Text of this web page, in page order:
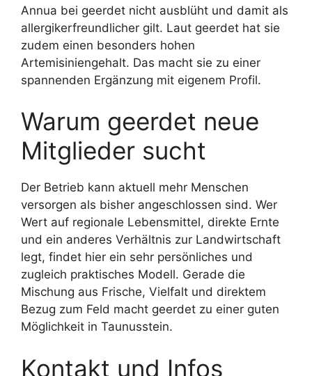
Annua bei geerdet nicht ausblüht und damit als
allergikerfreundlicher gilt. Laut geerdet hat sie
zudem einen besonders hohen
Artemisiniengehalt. Das macht sie zu einer
spannenden Ergänzung mit eigenem Profil.
Warum geerdet neue
Mitglieder sucht
Der Betrieb kann aktuell mehr Menschen
versorgen als bisher angeschlossen sind. Wer
Wert auf regionale Lebensmittel, direkte Ernte
und ein anderes Verhältnis zur Landwirtschaft
legt, findet hier ein sehr persönliches und
zugleich praktisches Modell. Gerade die
Mischung aus Frische, Vielfalt und direktem
Bezug zum Feld macht geerdet zu einer guten
Möglichkeit in Taunusstein.
Kontakt und Infos